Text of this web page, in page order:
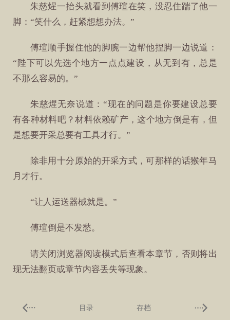
朱慈煋一抬头就看到傅瑄在笑，没忍住踹了他一
脚：“笑什么，赶紧想想办法。”
傅瑄顺手握住他的脚腕一边帮他捏脚一边说道：
“陛下可以先选个地方一点点建设，从无到有，总是
不那么容易的。”
朱慈煋无奈说道：“现在的问题是你要建设总要
有各种材料吧？材料依赖矿产，这个地方倒是有，但
是想要开采总要有工具才行。”
除非用十分原始的开采方式，可那样的话猴年马
月才行。
“让人运送器械就是。”
傅瑄倒是不发愁。
请关闭浏览器阅读模式后查看本章节，否则将出
现无法翻页或章节内容丢失等现象。
目录 存档